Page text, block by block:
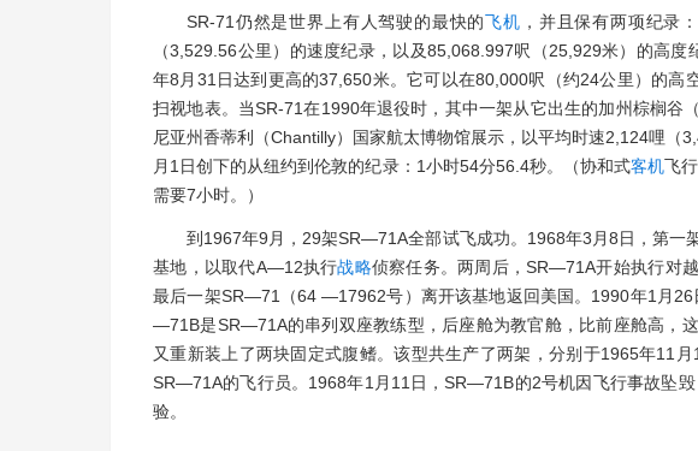
SR-71仍然是世界上有人驾驶的最快的飞机 ，并且保有两项纪录
（3,529.56公里）的速度纪录，以及85,068.997呎（25,929米）的高
年8月31日达到更高的37,650米。它可以在80,000呎（约24公里）的
扫视地表。当SR-71在1990年退役时，其中一架从它出生的加州棕榈谷
尼亚州香蒂利（Chantilly）国家航太博物馆展示，以平均时速2,124哩（
月1日创下的从纽约到伦敦的纪录：1小时54分56.4秒。（协和式客机飞
需要7小时。）
到1967年9月，29架SR—71A全部试飞成功。1968年3月8日，第
基地，以取代A—12执行战略侦察任务。两周后，SR—71A开始执行对
最后一架SR—71（64 —17962号）离开该基地返回美国。1990年1月
—71B是SR—71A的串列双座教练型，后座舱为教官舱，比前座舱高，
又重新装上了两块固定式腹鳍。该型共生产了两架，分别于1965年11
SR—71A的飞行员。1968年1月11日，SR—71B的2号机因飞行事故坠
验。